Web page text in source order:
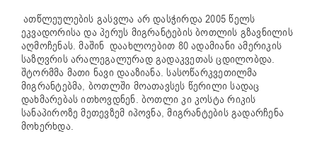
ათწლეულების გასვლა არ დასჭირდა 2005 წელს
ეკვადორისა და პერუს მიგრანტების ბოთლის გზავნილის
აღმოჩენას. მაშინ დაახლოებით 80 ადამიანი ამერიკის
საზღვრის არალეგალურად გადაკვეთას ცდილობდა.
შტორმმა მათი ნავი დააზიანა. სასოწარკვეთილმა
მიგრანტებმა, ბოთლში მოათავსეს წერილი სადაც
დახმარებას ითხოვდნენ. ბოთლი კი კოსტა რიკის
სანაპიროზე მეთევზემ იპოვნა, მიგრანტების გადარჩენა
მოხერხდა.